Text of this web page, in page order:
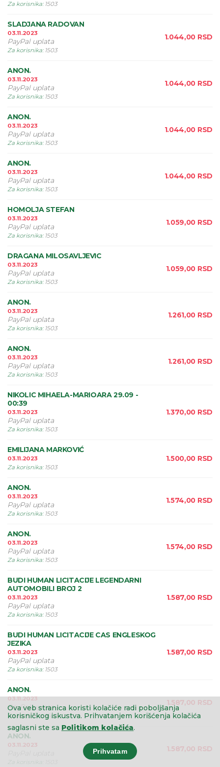
Za korisnika: 1503
SLADJANA RADOVAN
03.11.2023
PayPal uplata
Za korisnika: 1503
1.044,00 RSD
ANON.
03.11.2023
PayPal uplata
Za korisnika: 1503
1.044,00 RSD
ANON.
03.11.2023
PayPal uplata
Za korisnika: 1503
1.044,00 RSD
ANON.
03.11.2023
PayPal uplata
Za korisnika: 1503
1.044,00 RSD
HOMOLJA STEFAN
03.11.2023
PayPal uplata
Za korisnika: 1503
1.059,00 RSD
DRAGANA MILOSAVLJEVIC
03.11.2023
PayPal uplata
Za korisnika: 1503
1.059,00 RSD
ANON.
03.11.2023
PayPal uplata
Za korisnika: 1503
1.261,00 RSD
ANON.
03.11.2023
PayPal uplata
Za korisnika: 1503
1.261,00 RSD
NIKOLIC MIHAELA-MARIOARA 29.09 -
00:39
03.11.2023
PayPal uplata
Za korisnika: 1503
1.370,00 RSD
EMILIJANA MARKOVIĆ
03.11.2023
Za korisnika: 1503
1.500,00 RSD
ANON.
03.11.2023
PayPal uplata
Za korisnika: 1503
1.574,00 RSD
ANON.
03.11.2023
PayPal uplata
Za korisnika: 1503
1.574,00 RSD
BUDI HUMAN LICITACIJE LEGENDARNI
AUTOMOBILI BROJ 2
03.11.2023
PayPal uplata
Za korisnika: 1503
1.587,00 RSD
BUDI HUMAN LICITACIJE CAS ENGLESKOG
JEZIKA
03.11.2023
PayPal uplata
Za korisnika: 1503
1.587,00 RSD
ANON.
03.11.2023
PayPal uplata
Za korisnika:1503
1.587,00 RSD
ANON.
03.11.2023
Za korisnika
1.587,00 RSD
Ova veb stranica koristi kolačiće radi poboljšanja
korisničkog iskustva. Prihvatanjem korišćenja kolačića
saglasni ste sa Politikom kolačića.
Prihvatam